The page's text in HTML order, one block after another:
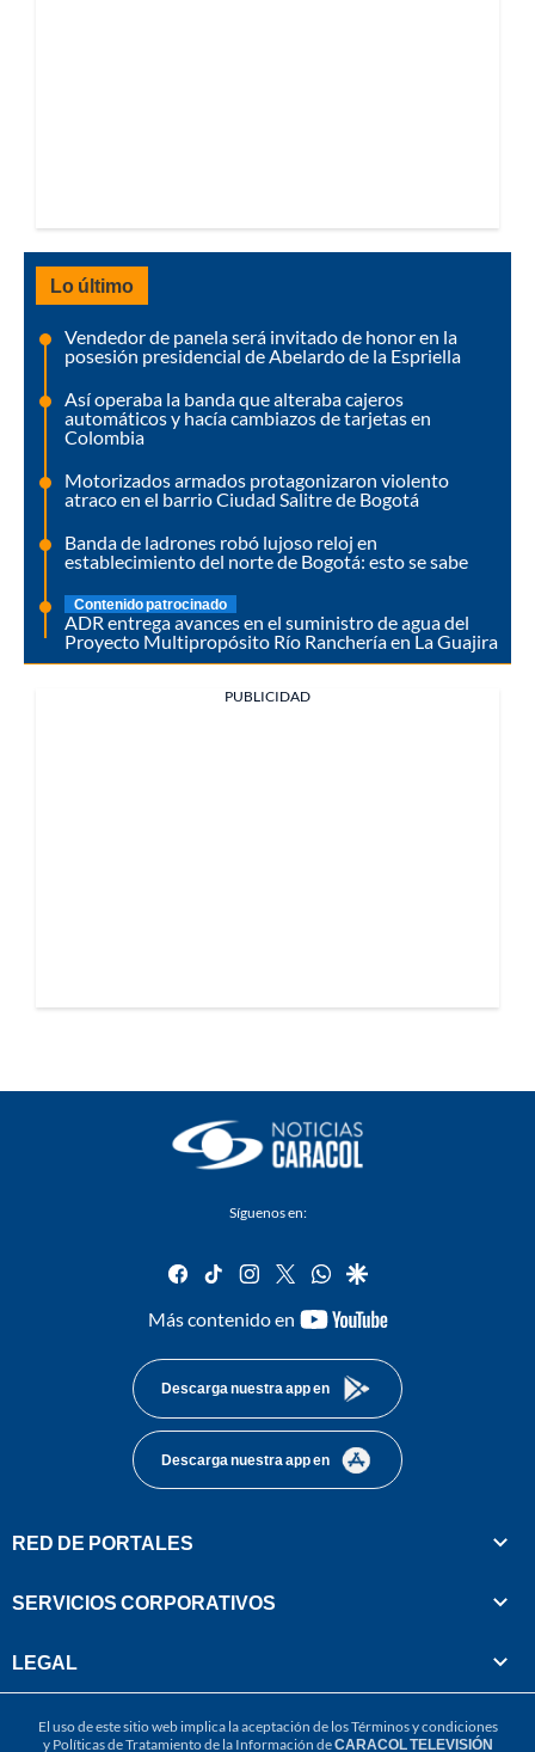
Lo último
Vendedor de panela será invitado de honor en la
posesión presidencial de Abelardo de la Espriella
Así operaba la banda que alteraba cajeros
automáticos y hacía cambiazos de tarjetas en
Colombia
Motorizados armados protagonizaron violento
atraco en el barrio Ciudad Salitre de Bogotá
Banda de ladrones robó lujoso reloj en
establecimiento del norte de Bogotá: esto se sabe
Contenido patrocinado
ADR entrega avances en el suministro de agua del
Proyecto Multipropósito Río Ranchería en La Guajira
PUBLICIDAD
Síguenos en:
facebook
tiktok instagram
twitterwhatsapp
google
Más contenido en
youtube-
Descarga nuestra app en
Descarga nuestra app en
RED DE PORTALES
SERVICIOS CORPORATIVOS
LEGAL
El uso de este sitio web implica la aceptación de losTérminos y condiciones
y Políticas de Tratamiento de la Información deCARACOL TELEVISIÓN